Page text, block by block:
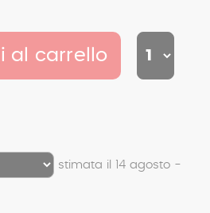
stimata il 14 agosto -
al carrello